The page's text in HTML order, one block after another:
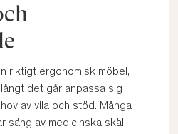
riktigt ergonomisk möbel,
det går anpassa sig
av vila och stöd. Många
säng av medicinska skäl.